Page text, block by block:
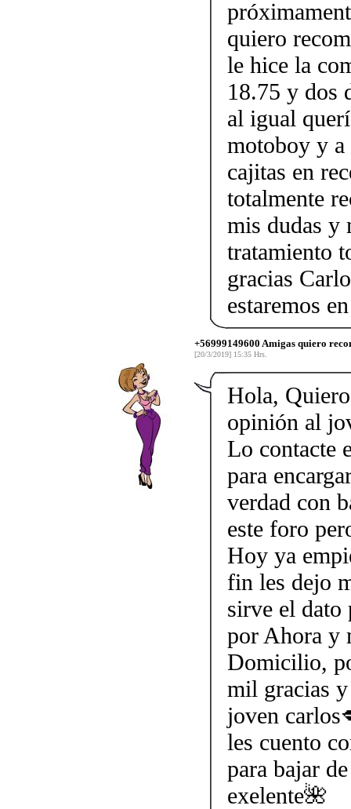
quiero
le hice la
18.75 y dos
al igual
motoboy y a
cajitas en
totalmente
mis dudas y
tratamiento
gracias
estaremos
+56999149600 Amigas quiero
[20/3/2019] 15:35 Hrs.
Hola,
opinión al
Lo contacte
para
verdad con
este foro
Hoy ya
fin les dejo
sirve el dato
por Ahora y
Domicilio,
mil gracias
joven
les cuento
para bajar
exelente🌺